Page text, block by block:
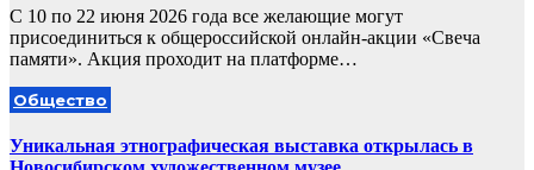
С 10 по 22 июня 2026 года все желающие могут
присоединиться к общероссийской онлайн-акции «Свеча
памяти». Акция проходит на платформе…
Общество
Уникальная этнографическая выставка открылась в